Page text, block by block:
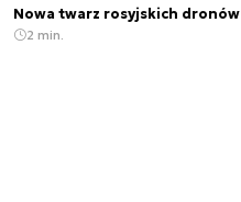
Nowa twarz rosyjskich dronów
2 min.